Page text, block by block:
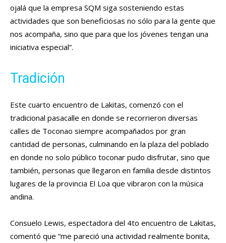
ojalá que la empresa SQM siga sosteniendo estas
actividades que son beneficiosas no sólo para la gente que
nos acompaña, sino que para que los jóvenes tengan una
iniciativa especial”.
Tradición
Este cuarto encuentro de Lakitas, comenzó con el
tradicional pasacalle en donde se recorrieron diversas
calles de Toconao siempre acompañados por gran
cantidad de personas, culminando en la plaza del poblado
en donde no solo público toconar pudo disfrutar, sino que
también, personas que llegaron en familia desde distintos
lugares de la provincia El Loa que vibraron con la música
andina.
Consuelo Lewis, espectadora del 4to encuentro de Lakitas,
comentó que “me pareció una actividad realmente bonita,